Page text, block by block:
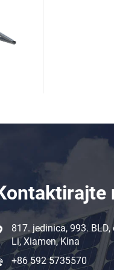
817. jedinica, 993.
Li, Xiamen, Kina
+86 592 5735570